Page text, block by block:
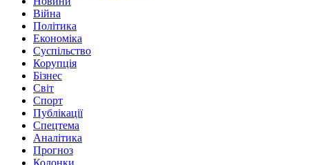
Війна
Політика
Економіка
Суспільство
Корупція
Бізнес
Світ
Спорт
Публікації
Спецтема
Аналітика
Прогноз
Колонки